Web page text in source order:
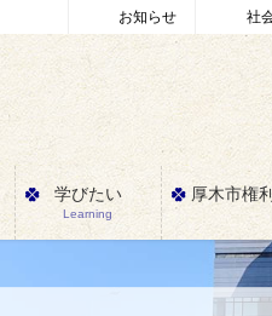
お知らせ 社
学びたい
Learning
厚木市権